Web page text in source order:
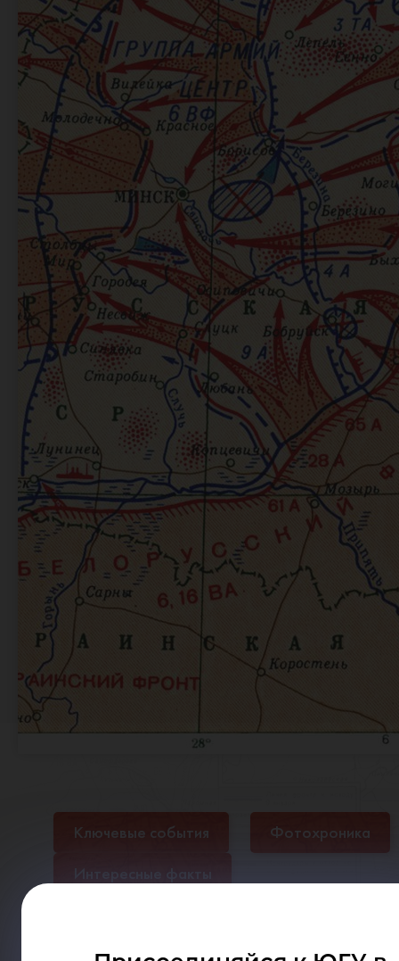
Ключевые события
Фотохроника
Интересные факты
Белорусская